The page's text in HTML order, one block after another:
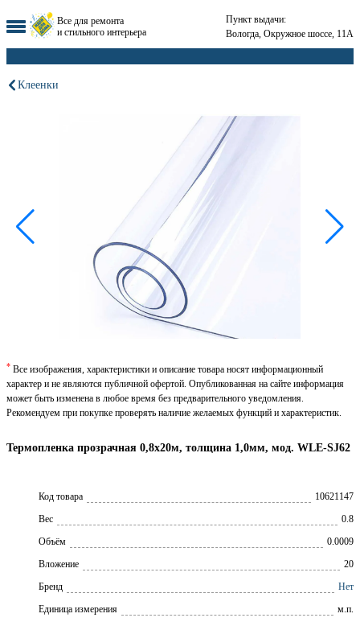
Все для ремонта
и стильного интерьера
Пункт выдачи:
Вологда, Окружное шоссе, 11А
Клеенки
Термопленка прозрачная 0,8х20м, толщина 1,0мм, мод. WLE-SJ62
Код товара
10621147
Вес
0.8
Объём
0.0009
Вложение
20
Брeнд
Нет
Единица измерения
м.п.
* Все изображения, характеристики и описание товара носят информационный
характер и не являются публичной офертой. Опубликованная на сайте информация
может быть изменена в любое время без предварительного уведомления.
Рекомендуем при покупке проверять наличие желаемых функций и характеристик.